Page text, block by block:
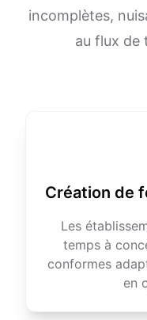
incomplètes,
au flux de
Création de
Les
temps à
conformes
en